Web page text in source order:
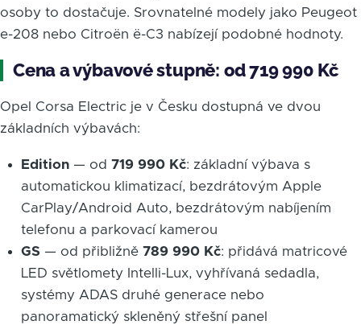
osoby to dostačuje. Srovnatelné modely jako Peugeot
e-208 nebo Citroën ë-C3 nabízejí podobné hodnoty.
Cena a výbavové stupně: od 719 990 Kč
Opel Corsa Electric je v Česku dostupná ve dvou
základních výbavách:
Edition— od 719 990 Kč: základní výbava s
automatickou klimatizací, bezdrátovým Apple
CarPlay/Android Auto, bezdrátovým nabíjením
telefonu a parkovací kamerou
GS — od přibližně 789 990 Kč: přidává matricové
LED světlomety Intelli-Lux, vyhřívaná sedadla,
systémy ADAS druhé generace nebo
panoramatický skleněný střešní panel